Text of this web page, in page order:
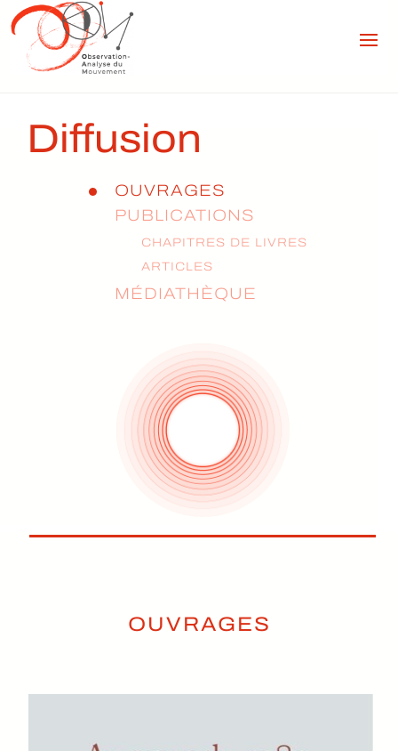
Diffusion
OUVRAGES
PUBLICATIONS
CHAPITRES DE LIVRES
ARTICLES
MÉDIATHÈQUE
OUVRAGES